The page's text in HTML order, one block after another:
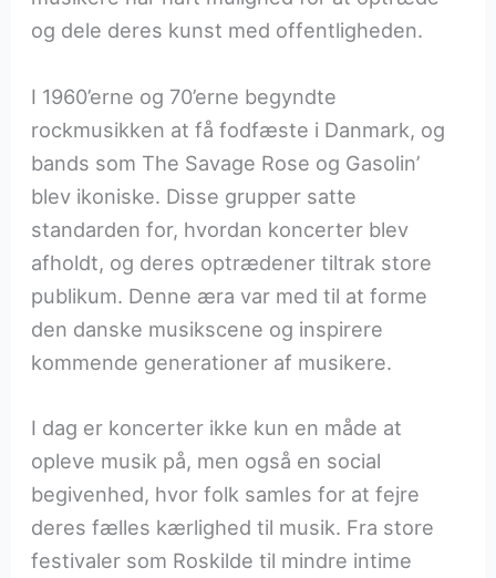
og dele deres kunst med offentligheden.
I 1960’erne og 70’erne begyndte
rockmusikken at få fodfæste i Danmark, og
bands som The Savage Rose og Gasolin’
blev ikoniske. Disse grupper satte
standarden for, hvordan koncerter blev
afholdt, og deres optrædener tiltrak store
publikum. Denne æra var med til at forme
den danske musikscene og inspirere
kommende generationer af musikere.
I dag er koncerter ikke kun en måde at
opleve musik på, men også en social
begivenhed, hvor folk samles for at fejre
deres fælles kærlighed til musik. Fra store
festivaler som Roskilde til mindre intime